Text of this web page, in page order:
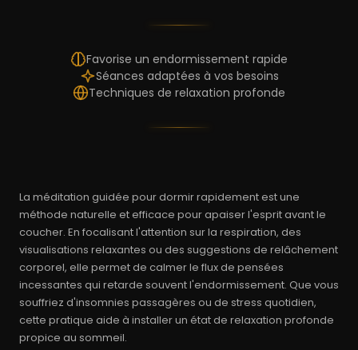
Favorise un endormissement rapide
Séances adaptées à vos besoins
Techniques de relaxation profonde
La méditation guidée pour dormir rapidement est une
méthode naturelle et efficace pour apaiser l'esprit avant le
coucher. En focalisant l'attention sur la respiration, des
visualisations relaxantes ou des suggestions de relâchement
corporel, elle permet de calmer le flux de pensées
incessantes qui retarde souvent l'endormissement. Que vous
souffriez d'insomnies passagères ou de stress quotidien,
cette pratique aide à installer un état de relaxation profonde
propice au sommeil.